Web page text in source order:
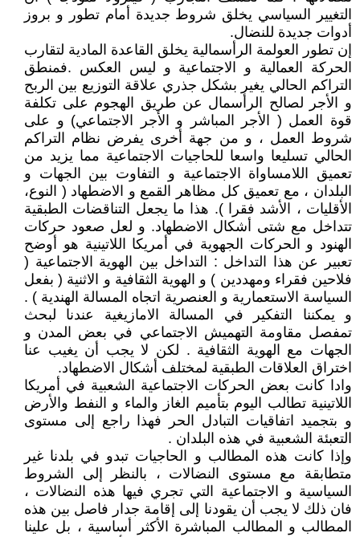
التغيير السياسي يخلق شروط جديدة أمام تطور و بروز
أدوات جديدة للنضال.
إن تطور العولمة الرأسمالية يخلق القاعدة المادية لتقارب
الحركة العمالية و الاجتماعية و ليس العكس .فمنطق
التراكم الحالي يغير بشكل جذري علاقة التوزيع بين الربح
و الأجر لصالح الرأسمال عن طريق الهجوم على تكلفة
قوة العمل ( الأجر المباشر و الأجر الاجتماعي) و على
شروط العمل ، و من جهة أخرى يفرض نظام التراكم
الحالي تسليعا واسعا للحاجيات الاجتماعية مما يزيد من
تعميق اللامساواة الاجتماعية و التفاوت بين الجهات و
البلدان ، مع تعميق كل مظاهر القمع و الاضطهاد ( النوع،
الأقليات ، الأشد فقرا ). هذا ما يجعل التناقضات الطبقية
تتداخل مع شتى أشكال الاضطهاد. و لعل صعود حركات
الهنود و الحركات الجهوية في أمريكا اللاتينية هو أوضح
تعبير عن هذا التداخل : التداخل بين الهوية الاجتماعية (
فلاحين فقراء ومهددين ) و الهوية الثقافية و الاثنية ( بفعل
السياسة الاستعمارية و العنصرية اتجاه المسالة الهندية ) .
و يمكننا التفكير في المسالة الامازيغية عندنا لبحث
تمفصل مقاومة التهميش الاجتماعي في بعض المدن و
الجهات مع الهوية الثقافية . لكن لا يجب أن يغيب عنا
اختراق العلاقات الطبقية لمختلف أشكال الاضطهاد.
وادا كانت بعض الحركات الاجتماعية الشعبية في أمريكا
اللاتينية تطالب اليوم بتأميم الغاز والماء و النفط والأرض
و بتجميد اتفاقيات التبادل الحر فهذا راجع إلى مستوى
التعبئة الشعبية في هذه البلدان .
وإذا كانت هذه المطالب و الحاجيات تبدو في بلدنا غير
متطابقة مع مستوى النضالات ، بالنظر إلى الشروط
السياسية و الاجتماعية التي تجري فيها هذه النضالات ،
فان ذلك لا يجب أن يقودنا إلى إقامة جدار فاصل بين هذه
المطالب و المطالب المباشرة الأكثر أساسية ، بل علينا